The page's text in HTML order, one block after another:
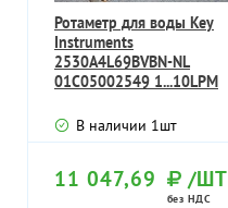
Ротаметр для воды Key
Instruments
2530A4L69BVBN-NL
01C05002549 1...10LPM
60. В наличии 1шт
11 047,69 /ШТ
без НДС